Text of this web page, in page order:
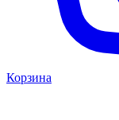
Корзина